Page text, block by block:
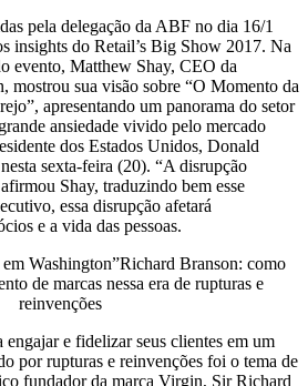
pela delegação da ABF no dia 16/1
insights do Retail’s Big Show 2017. Na
evento, Matthew Shay, CEO da
mostrou sua visão sobre “O Momento da
apresentando um panorama do setor
ansiedade vivido pelo mercado
dos Estados Unidos, Donald
sexta-feira (20). “A disrupção
Shay, traduzindo bem esse
essa disrupção afetará
e a vida das pessoas.
Richard Branson: como
de marcas nessa era de rupturas e
reinvenções
engajar e fidelizar seus clientes em um
por rupturas e reinvenções foi o tema de
fundador da marca Virgin, Sir Richard